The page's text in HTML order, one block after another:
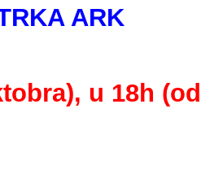
ARK
u 18h (od